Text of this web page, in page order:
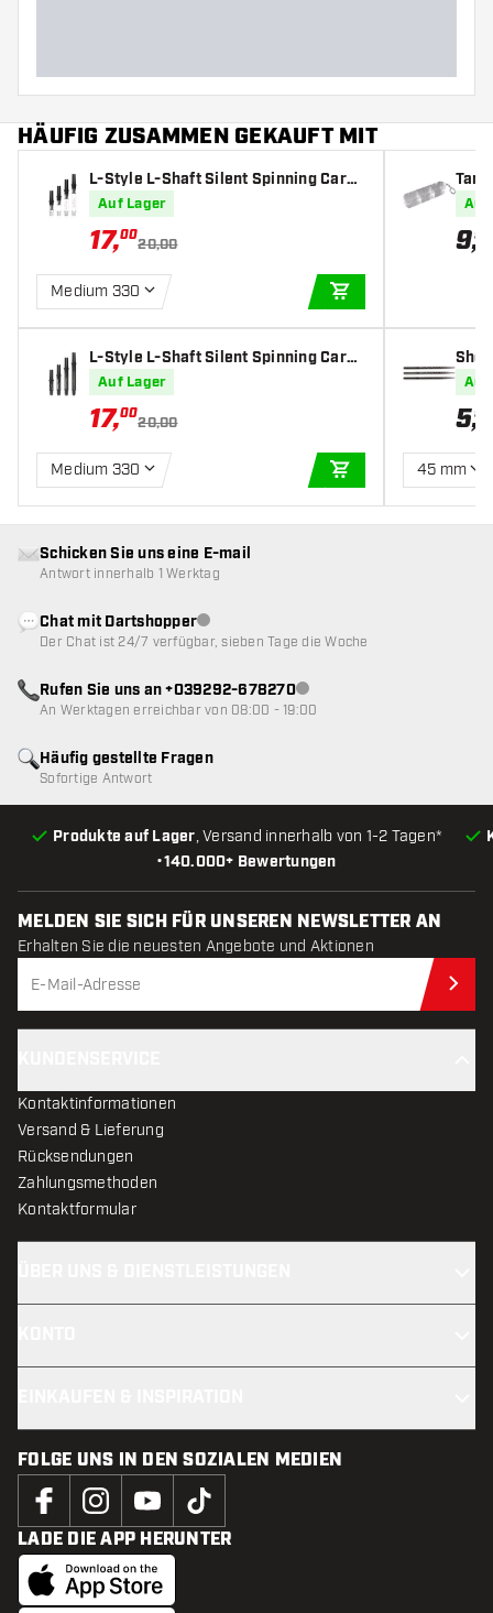
HÄUFIG ZUSAMMEN GEKAUFT MIT
L-Style L-Shaft Silent Spinning Carbo
n Clear - Dart Shafts
Auf Lager
17,00
20,00
Medium 330
L-Style L-Shaft Silent Spinning Carbo
n Black - Dart Shafts
Auf Lager
17,00
20,00
Medium 330
IN DEN
Auf
9,95
5Auf
5,95
45 mm
•140.000+ Bewertungen
Produkte auf Lager, Versand innerhalb von 1-2 Tagen*
Häufig gestellte Fragen
Sofortige Antwort
Schicken Sie uns eine E-mail
Antwort innerhalb 1 Werktag
Chat mit DartshopperKundenservice nicht verfügbar
Der Chat ist 24/7 verfügbar, sieben Tage die Woche
Rufen Sie uns an +039292-678270Kundenservice nicht
An Werktagen erreichbar von 08:00 - 19:00
MELDEN SIE SICH FÜR UNSEREN NEWSLETTER AN
Erhalten Sie die neuesten Angebote und Aktionen
Kontaktinformationen
Versand & Lieferung
Rücksendungen
Zahlungsmethoden
Kontaktformular
FOLGE UNS IN DEN SOZIALEN MEDIEN
LADE DIE APP HERUNTER